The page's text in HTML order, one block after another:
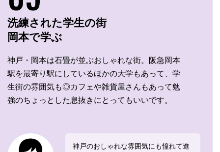
洗練された学生の街
岡本で学ぶ
神戸・岡本は石畳が並ぶおしゃれな街。阪急岡本
駅を最寄り駅にしているほかの大学もあって、学
生街の雰囲気も◎カフェや雑貨屋さんもあって勉
強のちょっとした息抜きにとってもいいです。
神戸のおしゃれな雰囲気にも憧れて進